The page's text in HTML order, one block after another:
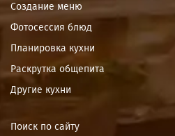
Создание меню
Фотосессия блюд
Планировка кухни
Раскрутка общепита
Другие кухни